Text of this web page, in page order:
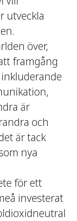
utveckla
över,
framgång
är
och
är tack
nya
för ett
investerat